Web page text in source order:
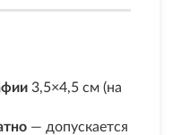
3,5×4,5 см (на
— допускается